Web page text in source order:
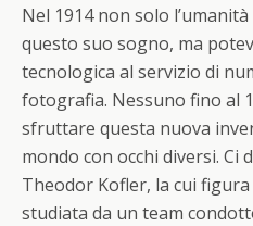
Nel 1914 non solo
questo suo sogno, ma
tecnologica al servizio di
fotografia. Nessuno fino al
sfruttare questa nuova
mondo con occhi diversi. Ci
Theodor Kofler, la cui
studiata da un team